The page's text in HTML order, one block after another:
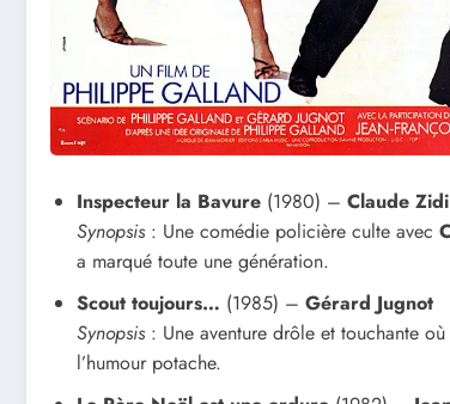
Inspecteur la Bavure (1980) – Claude Zidi
Synopsis : Une comédie policière culte avec
a marqué toute une génération.
Scout toujours… (1985) – Gérard Jugnot
Synopsis : Une aventure drôle et touchante
l’humour potache.